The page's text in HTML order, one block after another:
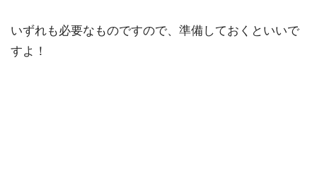
いずれも必要なものですので、準備しておくといいで
すよ！